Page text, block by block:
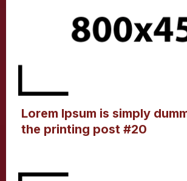
Lorem Ipsum is simply
the printing post #20